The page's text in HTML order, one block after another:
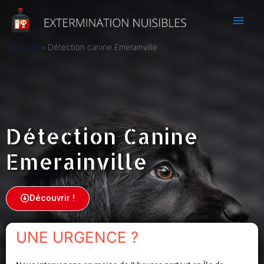
Accueil Détection canine Emerainville
Détection Canine
Emerainville
Découvrir !
UNE URGENCE ?